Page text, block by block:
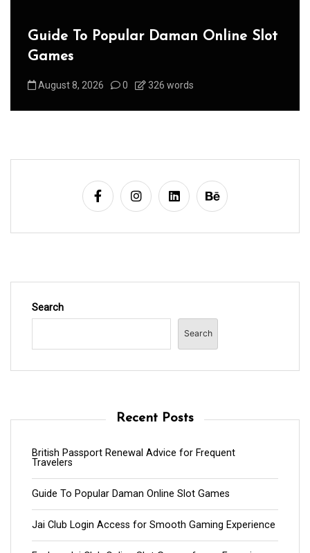
Guide To Popular Daman Online Slot
Games
August 8, 2026 0 326 words
Search
Search
Recent Posts
British Passport Renewal Advice for Frequent
Travelers
Guide To Popular Daman Online Slot Games
Jai Club Login Access for Smooth Gaming Experience